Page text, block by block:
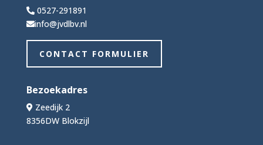
0527-291891
info@jvdlbv.nl
CONTACT FORMULIER
Bezoekadres
Zeedijk 2
8356DW Blokzijl